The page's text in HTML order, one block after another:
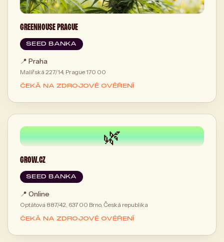
GREENHOUSE PRAGUE
SEED BANKA
📍 Praha
Malířská 227/14, Prague 170 00
ČEKÁ NA ZDROJOVÉ OVĚŘENÍ
🌿
GROW.CZ
SEED BANKA
📍 Online
Optátova 887/42, 637 00 Brno, Česká republika
ČEKÁ NA ZDROJOVÉ OVĚŘENÍ